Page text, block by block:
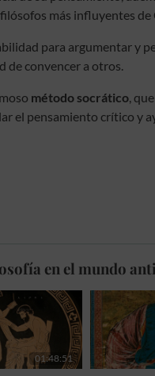
más influyentes de
para argumentar y
de convencer a otros.
método socrático,
el pensamiento crítico y
en el mundo
01:48:51